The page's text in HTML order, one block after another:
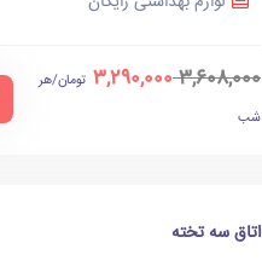
3,608,000
3,290,000 تومان/هر
شب
اتاق سه تخته